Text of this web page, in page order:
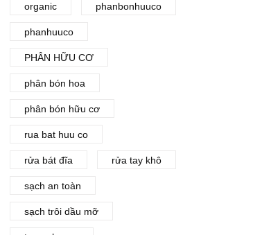
INOX – BỒN CẦU
organic phanbonhuuco
phanhuuco
PHÂN HỮU CƠ
phân bón hoa
phân bón hữu cơ
rua bat huu co
rửa bát đĩa rửa tay khô
sạch an toàn
sạch trôi dầu mỡ